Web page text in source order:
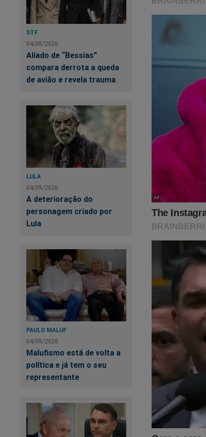
STF
04/05/2026
Aliado de “Bessias”
compara derrota a queda
de avião e revela trauma
LULA
04/05/2026
A deterioração do
personagem criado por
Lula
PAULO MALUF
04/05/2026
Malufismo está de volta a
política e já tem o seu
representante
Nas últimas
realidade. A
ter limites! O
aquele pleito
do Crime",um
abaixo para
https://
cena-do-crime
O próprio